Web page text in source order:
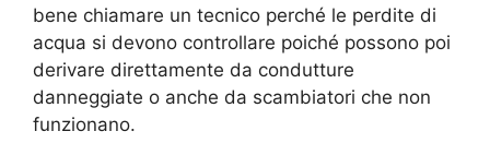
bene chiamare un tecnico perché le perdite di
acqua si devono controllare poiché possono poi
derivare direttamente da condutture
danneggiate o anche da scambiatori che non
funzionano.